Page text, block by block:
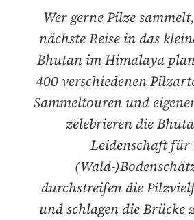
Wer gerne Pilze
nächste Reise in das
Bhutan im Himalaya
400 verschiedenen
Sammeltouren und
zelebrieren die
Leidenschaft für
(Wald-
durchstreifen die
und schlagen die Brücke